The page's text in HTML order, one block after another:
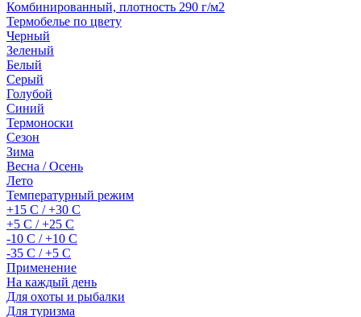
Комбинированный, плотность 290 г/м2
Термобелье по цвету
Черный
Зеленый
Белый
Серый
Голубой
Синий
Термоноски
Сезон
Зима
Весна / Осень
Лето
Температурный режим
+15 С / +30 С
+5 С / +25 С
-10 С / +10 С
-35 С / +5 С
Применение
На каждый день
Для охоты и рыбалки
Для туризма